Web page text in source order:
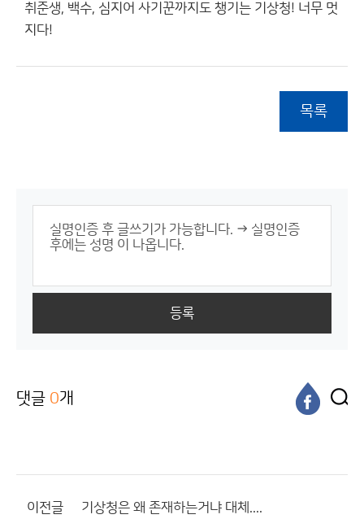
취준생, 백수, 심지어 사기꾼까지도 챙기는 기상청! 너무 멋
지다!
목록
등록
댓글 0개
이전글 기상청은 왜 존재하는거냐 대체....